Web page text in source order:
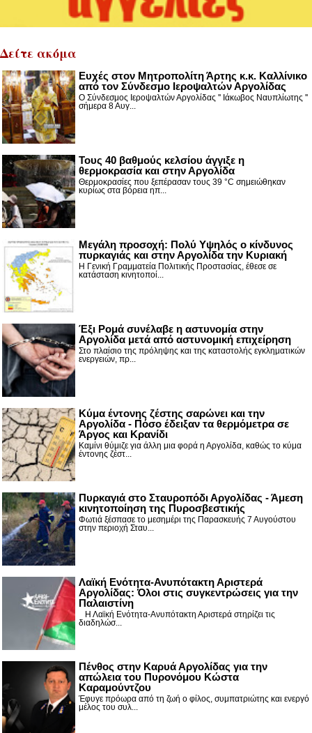
Δείτε ακόμα
Ευχές στον Μητροπολίτη Άρτης κ.κ. Καλλίνικο
από τον Σύνδεσμο Ιεροψαλτών Αργολίδας
Ο Σύνδεσμος Ιεροψαλτών Αργολίδας '' Ιάκωβος Ναυπλίωτης ''
σήμερα 8 Αυγ...
Τους 40 βαθμούς κελσίου άγγιξε η
θερμοκρασία και στην Αργολίδα
Θερμοκρασίες που ξεπέρασαν τους 39 °C σημειώθηκαν
κυρίως στα βόρεια ηπ...
Μεγάλη προσοχή: Πολύ Υψηλός ο κίνδυνος
πυρκαγιάς και στην Αργολίδα την Κυριακή
Η Γενική Γραμματεία Πολιτικής Προστασίας, έθεσε σε
κατάσταση κινητοποί...
Έξι Ρομά συνέλαβε η αστυνομία στην
Αργολίδα μετά από αστυνομική επιχείρηση
Στο πλαίσιο της πρόληψης και της καταστολής εγκληματικών
ενεργειών, πρ...
Κύμα έντονης ζέστης σαρώνει και την
Αργολίδα - Πόσο έδειξαν τα θερμόμετρα σε
Άργος και Κρανίδι
Καμίνι θύμιζε για άλλη μια φορά η Αργολίδα, καθώς το κύμα
έντονης ζέστ...
Πυρκαγιά στο Σταυροπόδι Αργολίδας - Άμεση
κινητοποίηση της Πυροσβεστικής
Φωτιά ξέσπασε το μεσημέρι της Παρασκευής 7 Αυγούστου
στην περιοχή Σταυ...
Λαϊκή Ενότητα-Ανυπότακτη Αριστερά
Αργολίδας: Όλοι στις συγκεντρώσεις για την
Παλαιστίνη
Η Λαϊκή Ενότητα-Ανυπότακτη Αριστερά στηρίζει τις
διαδηλώσ...
Πένθος στην Καρυά Αργολίδας για την
απώλεια του Πυρονόμου Κώστα
Καραμούντζου
Έφυγε πρόωρα από τη ζωή ο φίλος, συμπατριώτης και ενεργό
μέλος του συλ...